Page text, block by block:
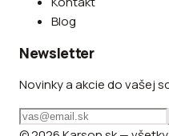
Blog
Newsletter
Novinky a akcie do vašej